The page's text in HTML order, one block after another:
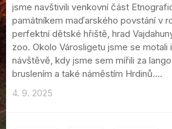
jsme navštivili venkovní část
památníkem maďarského povstání v
perfektní dětské hřiště, hrad
zoo. Okolo Városligetu jsme se
návštěvě, kdy jsme sem mířili za
bruslením a také náměstím Hrdinů....
4. 9. 2025